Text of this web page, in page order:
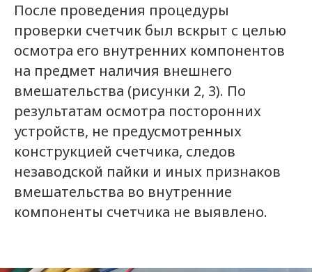
После проведения процедуры
проверки счетчик был вскрыт с целью
осмотра его внутренних компонентов
на предмет наличия внешнего
вмешательства (рисунки 2, 3). По
результатам осмотра посторонних
устройств, не предусмотренных
конструкцией счетчика, следов
незаводской пайки и иных признаков
вмешательства во внутренние
компоненты счетчика не выявлено.